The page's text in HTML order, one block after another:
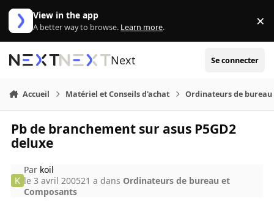
Aller au contenu
View in the app
A better way to browse. Learn more. ×
Next Se connecter
Accueil Matériel et Conseils d'achat Ordinateurs de bureau
Pb de branchement sur asus P5GD2
deluxe
Par koil
le 3 avril 200521 a dans Ordinateurs de bureau et
Composants